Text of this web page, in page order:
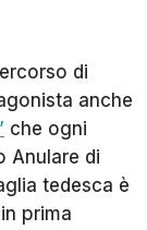
di
anche
che ogni
Anulare di
tedesca è
prima